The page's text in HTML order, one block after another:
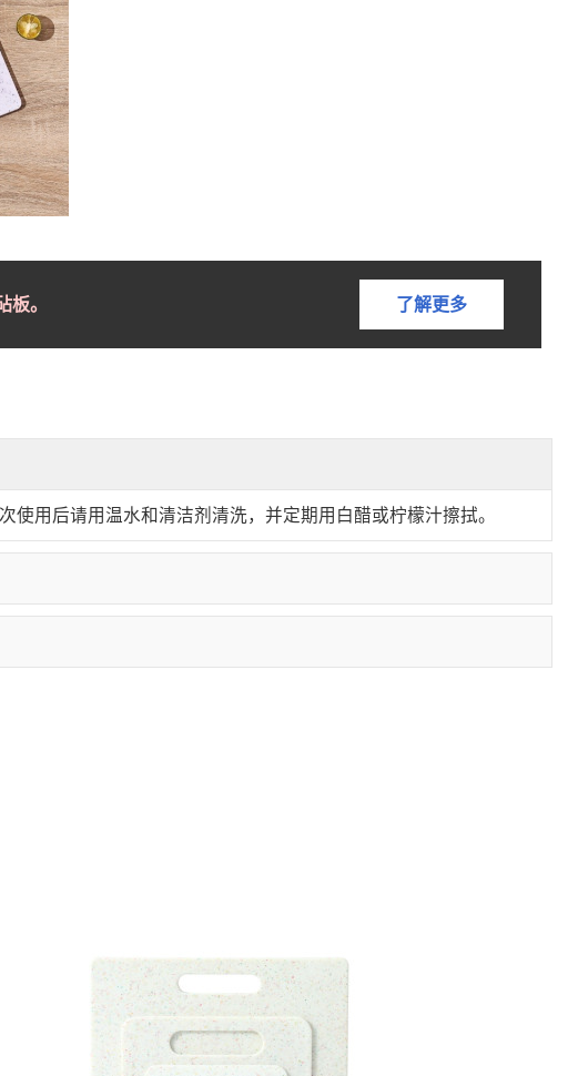
。 了解更多
用后请用温水和清洁剂清洗，并定期用白醋或柠檬汁擦拭。